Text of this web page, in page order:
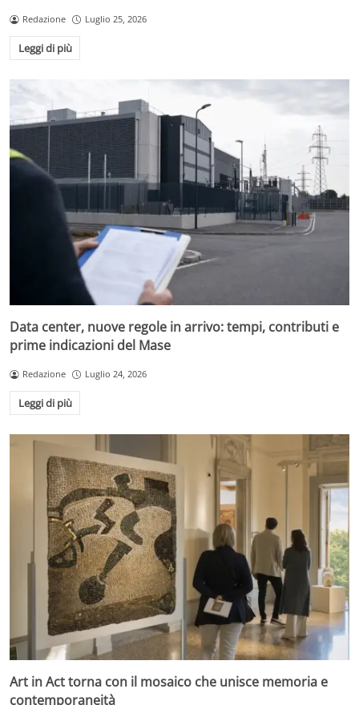
Redazione Luglio 25, 2026
Leggi di più
Data center, nuove regole in arrivo: tempi, contributi e
prime indicazioni del Mase
Redazione Luglio 24, 2026
Leggi di più
Art in Act torna con il mosaico che unisce memoria e
contemporaneità